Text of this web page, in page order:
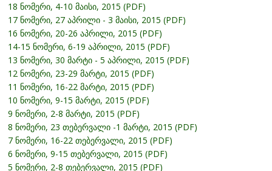
18 ნომერი, 4-10 მაისი, 2015 (PDF)
17 ნომერი, 27 აპრილი - 3 მაისი, 2015 (PDF)
16 ნომერი, 20-26 აპრილი, 2015 (PDF)
14-15 ნომერი, 6-19 აპრილი, 2015 (PDF)
13 ნომერი, 30 მარტი - 5 აპრილი, 2015 (PDF)
12 ნომერი, 23-29 მარტი, 2015 (PDF)
11 ნომერი, 16-22 მარტი, 2015 (PDF)
10 ნომერი, 9-15 მარტი, 2015 (PDF)
9 ნომერი, 2-8 მარტი, 2015 (PDF)
8 ნომერი, 23 თებერვალი -1 მარტი, 2015 (PDF)
7 ნომერი, 16-22 თებერვალი, 2015 (PDF)
6 ნომერი, 9-15 თებერვალი, 2015 (PDF)
5 ნომერი, 2-8 თებერვალი, 2015 (PDF)